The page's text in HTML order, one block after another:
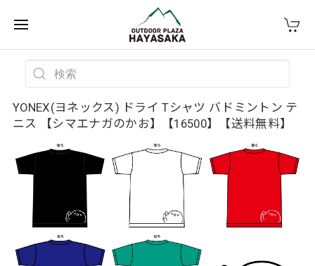
YONEX(ヨネックス) ドライ Tシャツ バドミントン テ
ニス 【シマエナガのかお】【16500】【送料無料】